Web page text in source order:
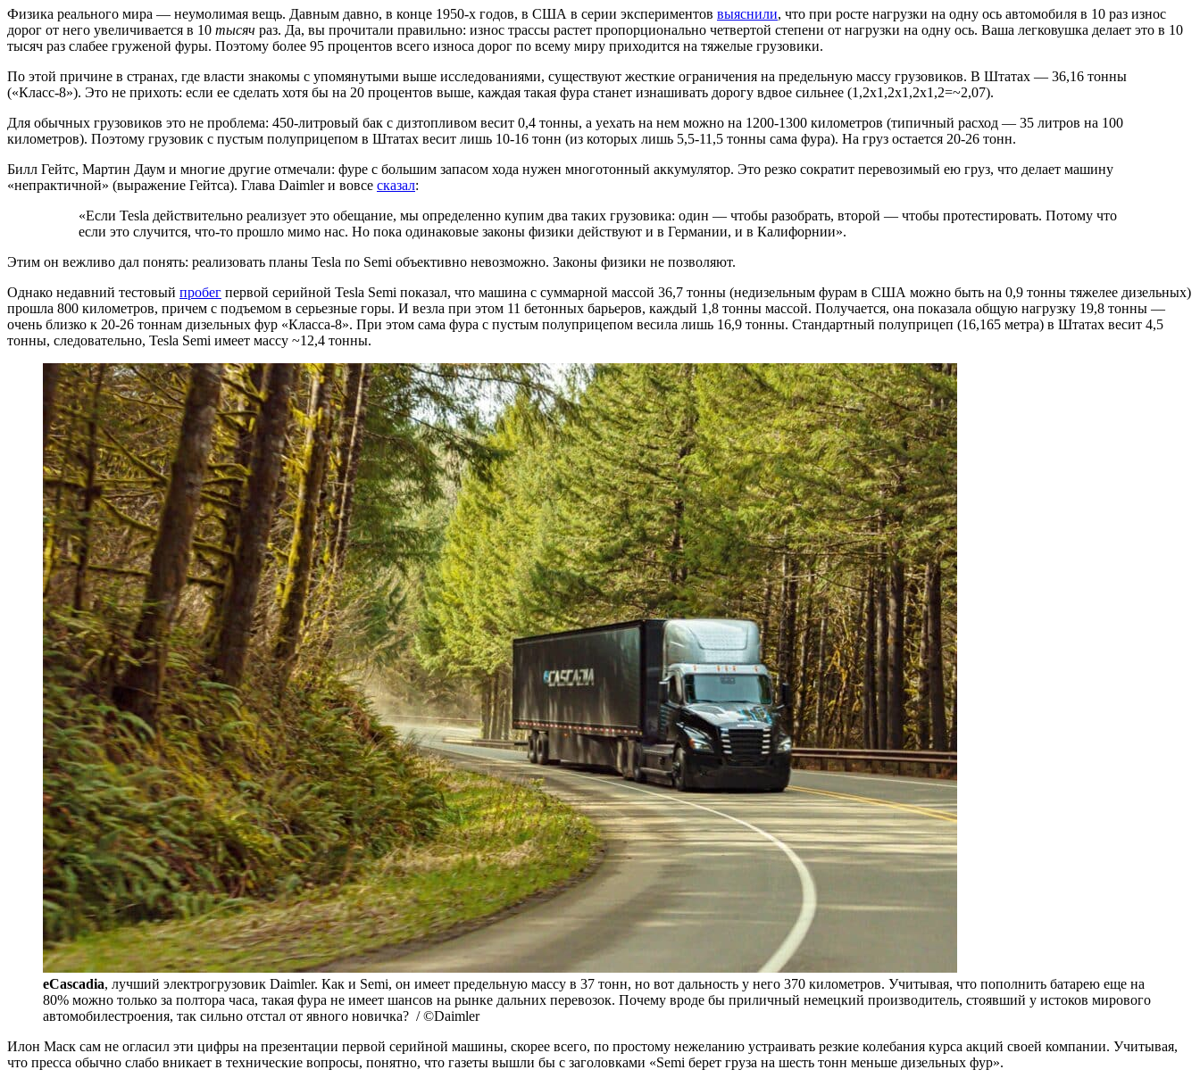
Физика реального мира — неумолимая вещь. Давным давно, в конце 1950-х годов, в США в серии экспериментов выяснили, что при росте нагрузки на одну ось автомобиля в 10 раз износ
дорог от него увеличивается в 10 тысяч раз. Да, вы прочитали правильно: износ трассы растет пропорционально четвертой степени от нагрузки на одну ось. Ваша легковушка делает это в 10
тысяч раз слабее груженой фуры. Поэтому более 95 процентов всего износа дорог по всему миру приходится на тяжелые грузовики.
По этой причине в странах, где власти знакомы с упомянутыми выше исследованиями, существуют жесткие ограничения на предельную массу грузовиков. В Штатах — 36,16 тонны
(«Класс-8»). Это не прихоть: если ее сделать хотя бы на 20 процентов выше, каждая такая фура станет изнашивать дорогу вдвое сильнее (1,2х1,2х1,2х1,2=~2,07).
Для обычных грузовиков это не проблема: 450-литровый бак с дизтопливом весит 0,4 тонны, а уехать на нем можно на 1200-1300 километров (типичный расход — 35 литров на 100
километров). Поэтому грузовик с пустым полуприцепом в Штатах весит лишь 10-16 тонн (из которых лишь 5,5-11,5 тонны сама фура). На груз остается 20-26 тонн.
Билл Гейтс, Мартин Даум и многие другие отмечали: фуре с большим запасом хода нужен многотонный аккумулятор. Это резко сократит перевозимый ею груз, что делает машину
«непрактичной» (выражение Гейтса). Глава Daimler и вовсе сказал:
«Если Tesla действительно реализует это обещание, мы определенно купим два таких грузовика: один — чтобы разобрать, второй — чтобы протестировать. Потому что
если это случится, что-то прошло мимо нас. Но пока одинаковые законы физики действуют и в Германии, и в Калифорнии».
Этим он вежливо дал понять: реализовать планы Tesla по Semi объективно невозможно. Законы физики не позволяют.
Однако недавний тестовый пробег первой серийной Tesla Semi показал, что машина с суммарной массой 36,7 тонны (недизельным фурам в США можно быть на 0,9 тонны тяжелее дизельных)
прошла 800 километров, причем с подъемом в серьезные горы. И везла при этом 11 бетонных барьеров, каждый 1,8 тонны массой. Получается, она показала общую нагрузку 19,8 тонны —
очень близко к 20-26 тоннам дизельных фур «Класса-8». При этом сама фура с пустым полуприцепом весила лишь 16,9 тонны. Стандартный полуприцеп (16,165 метра) в Штатах весит 4,5
тонны, следовательно, Tesla Semi имеет массу ~12,4 тонны.
eCascadia, лучший электрогрузовик Daimler. Как и Semi, он имеет предельную массу в 37 тонн, но вот дальность у него 370 километров. Учитывая, что пополнить батарею еще на
80% можно только за полтора часа, такая фура не имеет шансов на рынке дальних перевозок. Почему вроде бы приличный немецкий производитель, стоявший у истоков мирового
автомобилестроения, так сильно отстал от явного новичка? / ©Daimler
Илон Маск сам не огласил эти цифры на презентации первой серийной машины, скорее всего, по простому нежеланию устраивать резкие колебания курса акций своей компании. Учитывая,
что пресса обычно слабо вникает в технические вопросы, понятно, что газеты вышли бы с заголовками «Semi берет груза на шесть тонн меньше дизельных фур».